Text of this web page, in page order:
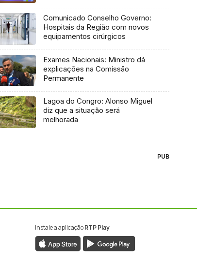
Comunicado Conselho Governo:
Hospitais da Região com novos
equipamentos cirúrgicos
Exames Nacionais: Ministro dá
explicações na Comissão
Permanente
Lagoa do Congro: Alonso Miguel
diz que a situação será
melhorada
PUB
Instale a aplicaçãoRTP Play